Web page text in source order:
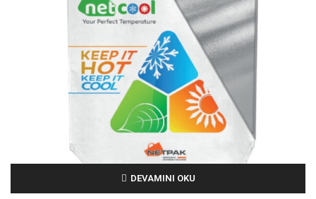
DEVAMINI OKU